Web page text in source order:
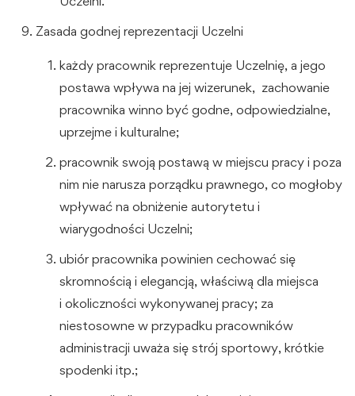
Zasada godnej reprezentacji Uczelni
każdy pracownik reprezentuje Uczelnię, a jego
postawa wpływa na jej wizerunek, zachowanie
pracownika winno być godne, odpowiedzialne,
uprzejme i kulturalne;
pracownik swoją postawą w miejscu pracy i poza
nim nie narusza porządku prawnego, co mogłoby
wpływać na obniżenie autorytetu i
wiarygodności Uczelni;
ubiór pracownika powinien cechować się
skromnością i elegancją, właściwą dla miejsca
i okoliczności wykonywanej pracy; za
niestosowne w przypadku pracowników
administracji uważa się strój sportowy, krótkie
spodenki itp.;